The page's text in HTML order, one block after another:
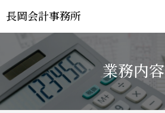
長岡会計事務所
業務内容